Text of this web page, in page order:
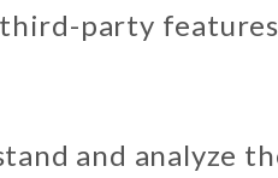
party
and analyze